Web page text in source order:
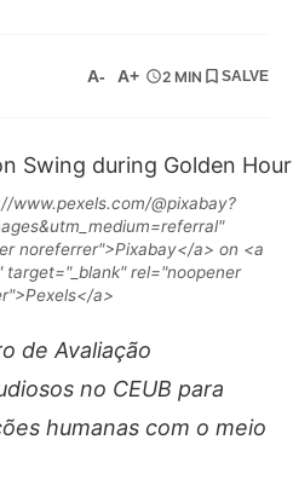
A- A+ 2 MIN SALVE
www.pexels.com/@pixabay?
noreferrer">Pixabay</a> on <a
rel="noopener
a>
de Avaliação
no CEUB para
humanas com o meio